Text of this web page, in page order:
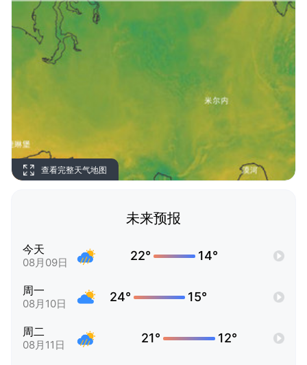
查看完整天气地图
未来预报
今天
08月09日 22° 14°
周一
08月10日 24° 15°
周二
08月11日 21° 12°